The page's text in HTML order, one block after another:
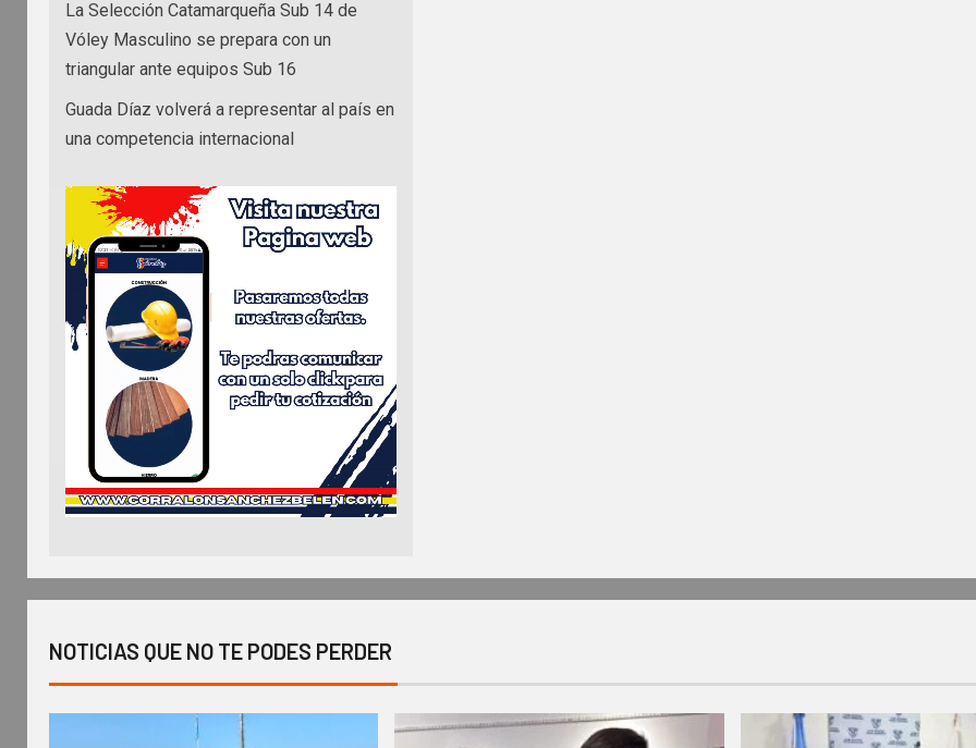
La Selección Catamarqueña Sub 14 de
Vóley Masculino se prepara con un
triangular ante equipos Sub 16
Guada Díaz volverá a representar al país en
una competencia internacional
NOTICIAS QUE NO TE PODES PERDER